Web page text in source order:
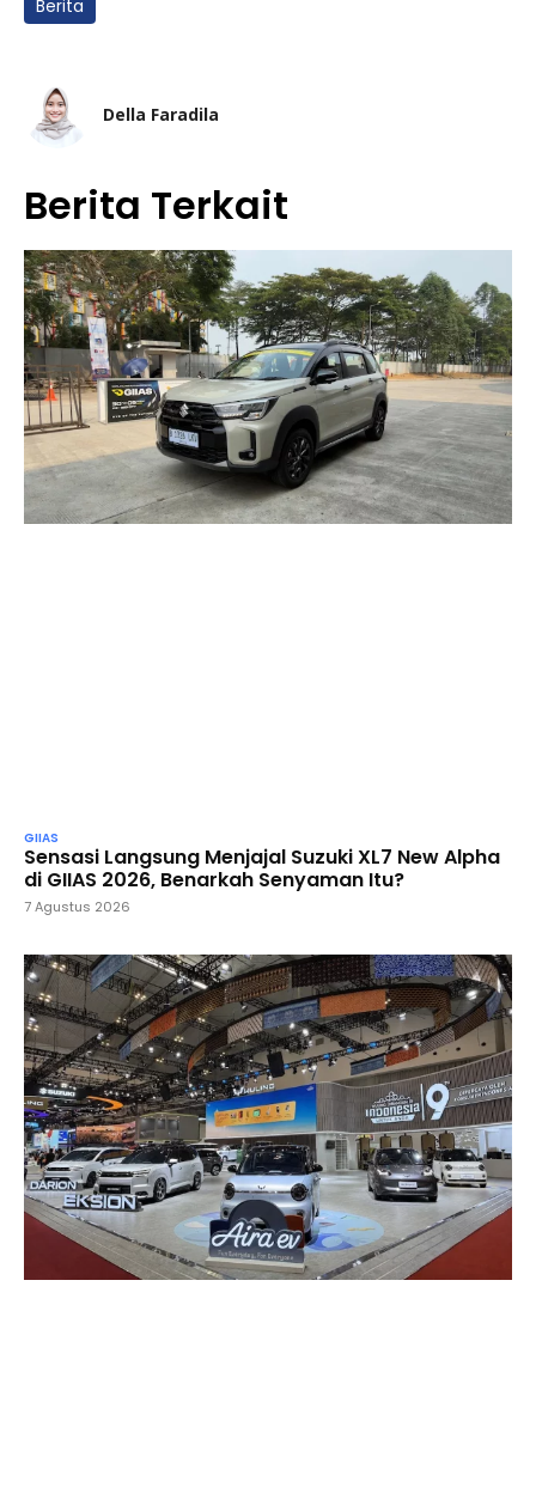
Berita
Della Faradila
Berita Terkait
GIIAS
Sensasi Langsung Menjajal Suzuki XL7 New Alpha
di GIIAS 2026, Benarkah Senyaman Itu?
7 Agustus 2026